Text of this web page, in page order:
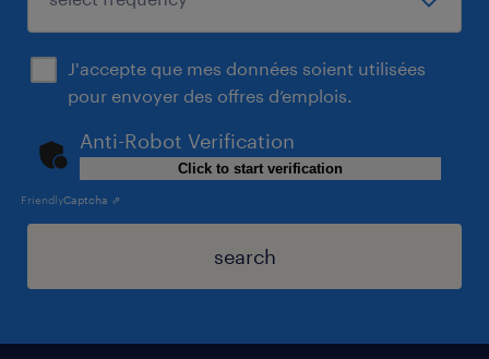
J'accepte que mes données soient utilisées
pour envoyer des offres d’emplois.
Anti-Robot Verification
Click to start verification
FriendlyCaptcha ⇗
search